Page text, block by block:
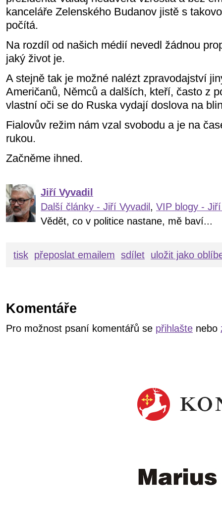
kanceláře Zelenského Budanov jistě s
počítá.
Na rozdíl od našich médií nevedl žádnou
jaký život je.
A stejně tak je možné nalézt zpravodajství
Američanů, Němců a dalších, kteří, často z
vlastní oči se do Ruska vydají doslova na
Fialovův režim nám vzal svobodu a je na
rukou.
Začněme ihned.
Jiří Vyvadil
Další články - Jiří Vyvadil, VIP blogy -
Vědět, co v politice nastane, mě baví...
tisk přeposlat emailem sdílet uložit jako
Komentáře
Pro možnost psaní komentářů se přihlašte nebo